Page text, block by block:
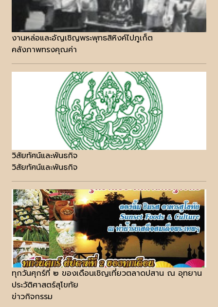
งานหล่อและอัญเชิญพระพุทธสิหิงค์ไปภูเก็ต
คลังภาพทรงคุณค่า
วิสัยทัศน์และพันธกิจ
วิสัยทัศน์และพันธกิจ
ทุกวันศุกร์ที่ ๒ ของเดือนเชิญเที่ยวตลาดปสาน ณ อุทยาน
ประวัติศาสตร์สุโขทัย
ข่าวกิจกรรม